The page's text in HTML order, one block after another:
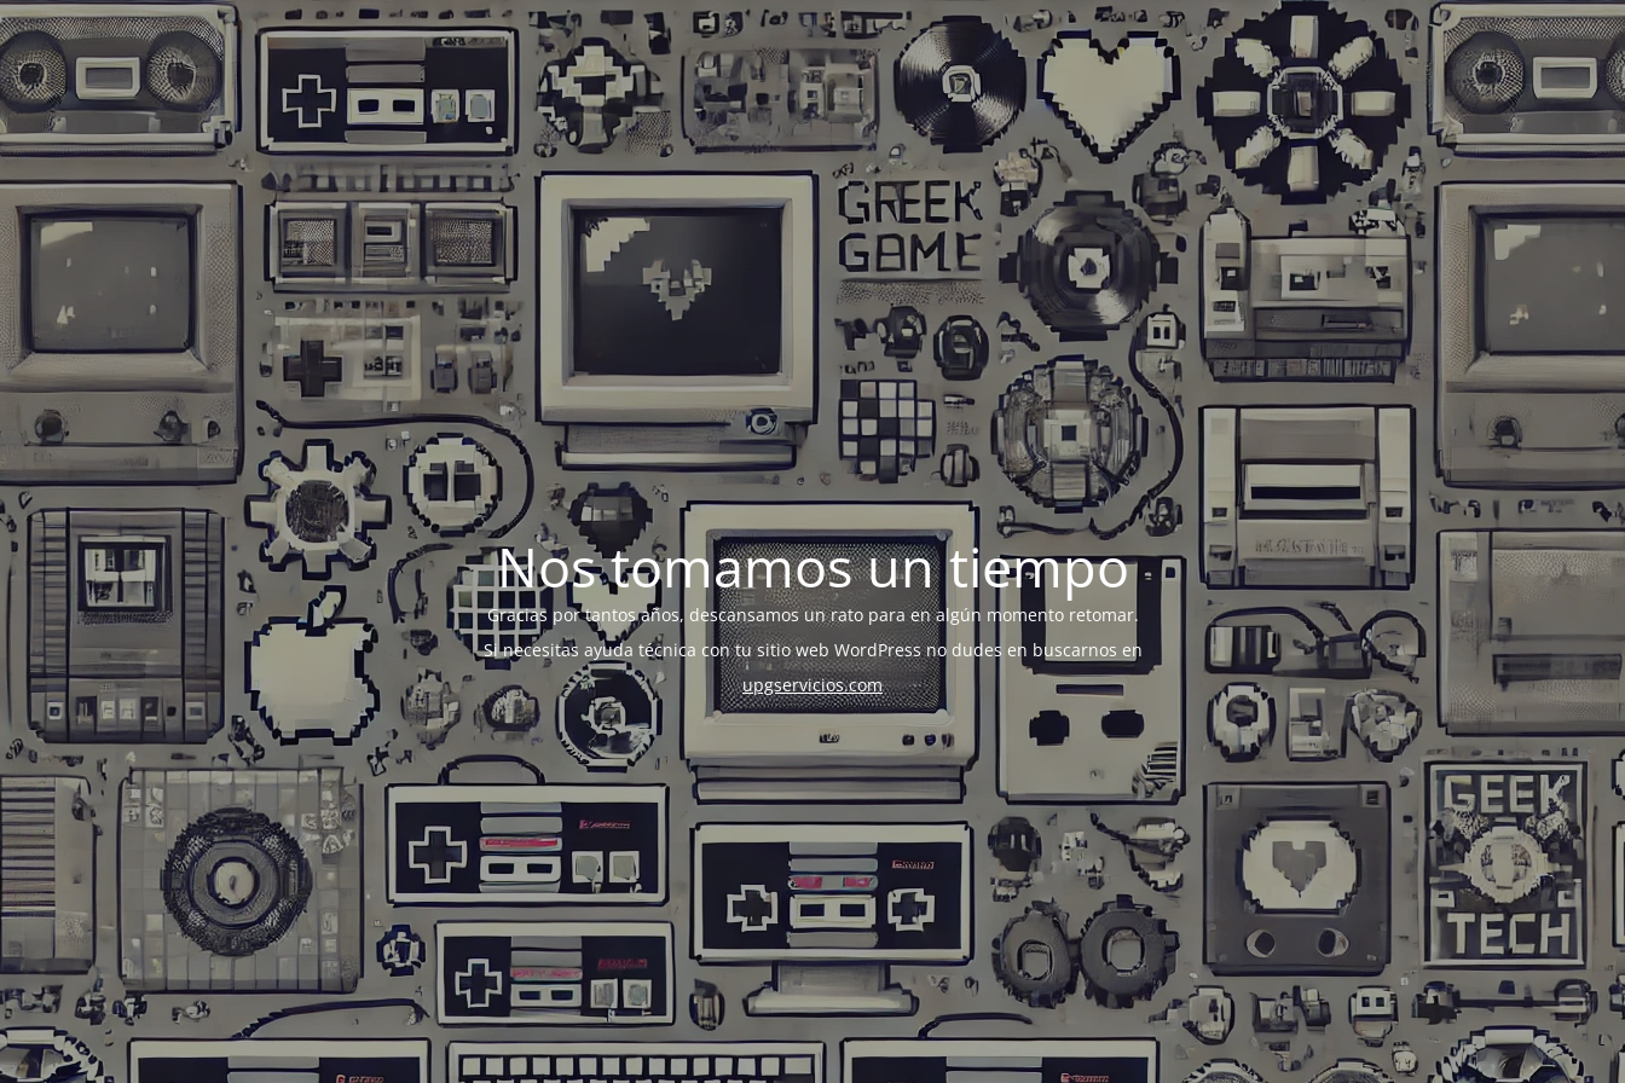
Nos tomamos un tiempo
Gracias por tantos años, descansamos un rato para en algún momento retomar.
Si necesitas ayuda técnica con tu sitio web WordPress no dudes en buscarnos en
upgservicios.com